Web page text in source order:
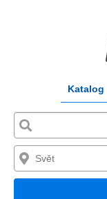
Katalog